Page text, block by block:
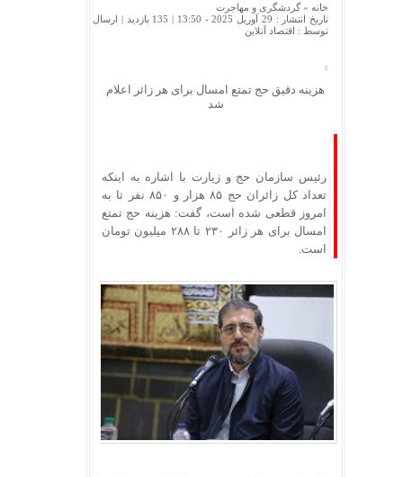
خانه »گردشگری و مهاجرت
تاریخ انتشار : 29 آوریل 2025 - 13:50 |
135 بازدید
| ارسال
توسط : اقتصاد آنلاین
هزینه دقیق حج تمتع امسال برای هر زائر اعلام
شد
رئیس سازمان حج و زیارت با اشاره به اینکه
تعداد کل زائران حج ۸۵ هزار و ۸۵۰ نفر تا به
امروز قطعی شده است، گفت: هزینه حج تمتع
امسال برای هر زائر ۲۳۰ تا ۲۸۸ میلیون تومان
است.